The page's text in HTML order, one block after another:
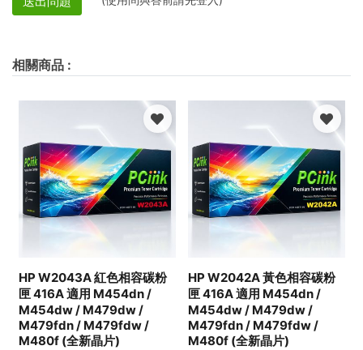
相關商品 :
HP W2043A 紅色相容碳粉
匣 416A 適用 M454dn /
M454dw / M479dw /
M479fdn / M479fdw /
M480f (全新晶片)
HP W2042A 黃色相容碳粉
匣 416A 適用 M454dn /
M454dw / M479dw /
M479fdn / M479fdw /
M480f (全新晶片)